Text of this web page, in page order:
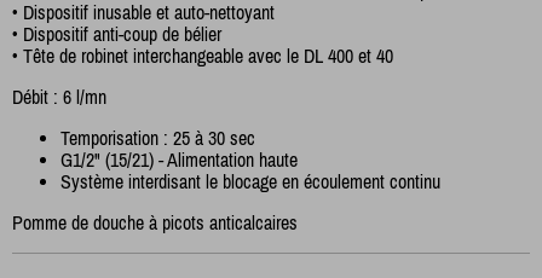
• Dispositif inusable et auto-nettoyant
• Dispositif anti-coup de bélier
• Tête de robinet interchangeable avec le DL 400 et 40
Débit : 6 l/mn
Temporisation : 25 à 30 sec
G1/2" (15/21) - Alimentation haute
Système interdisant le blocage en écoulement continu
Pomme de douche à picots anticalcaires